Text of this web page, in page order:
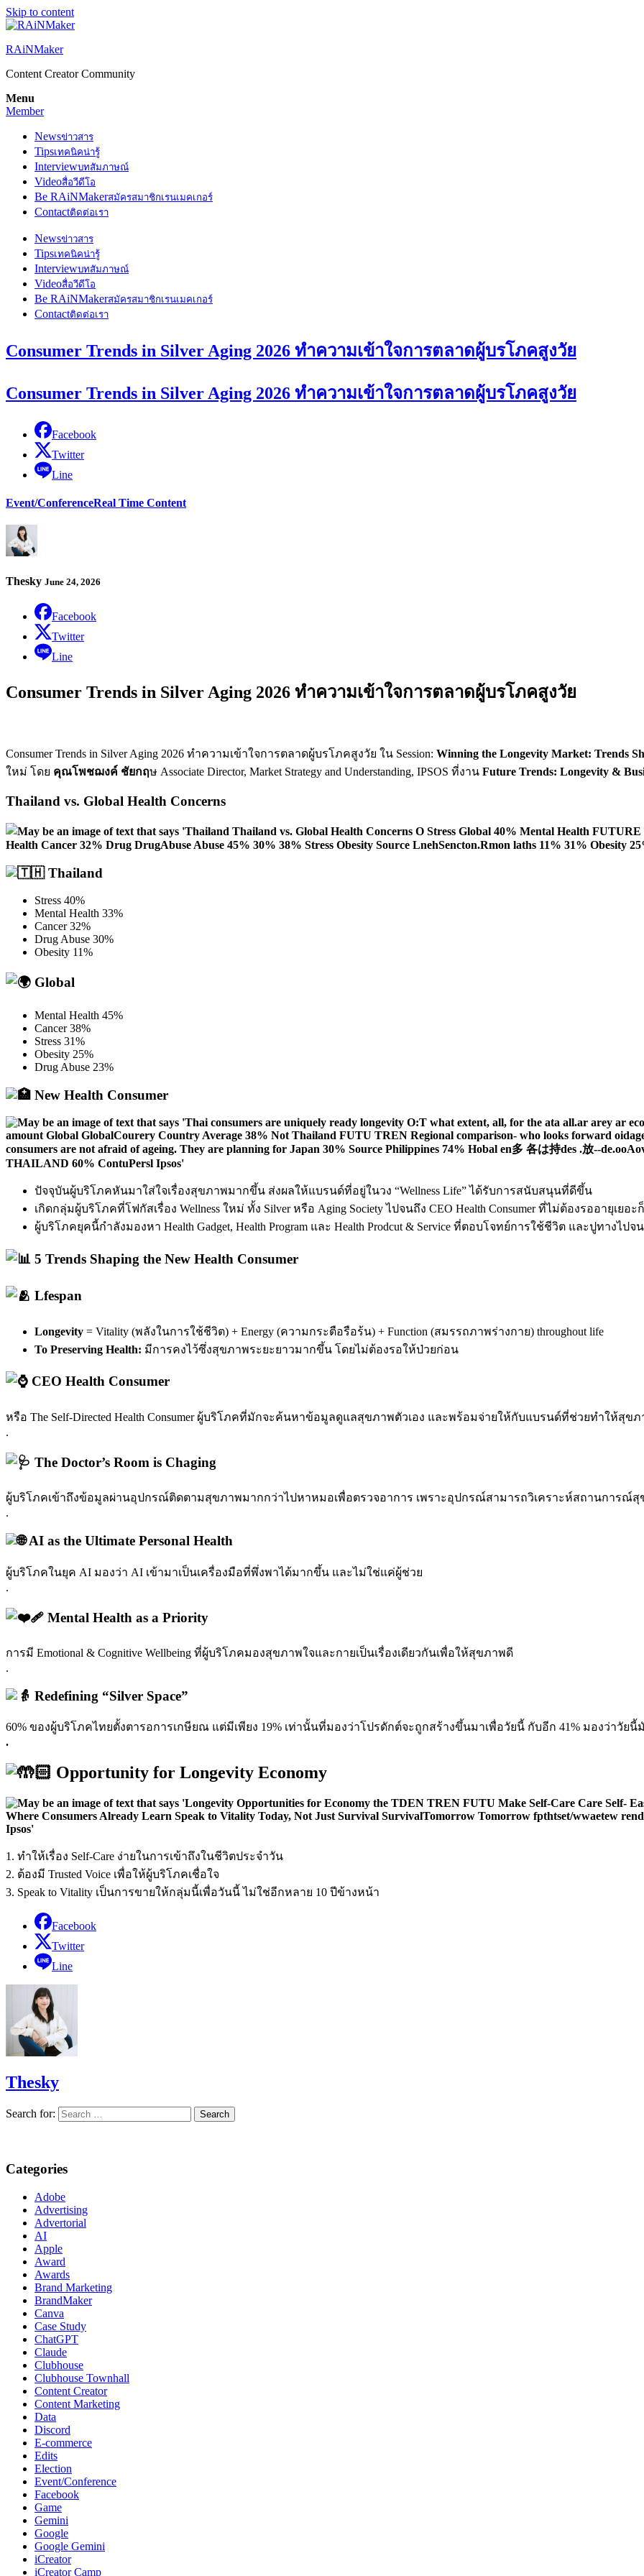
Skip to content
RAiNMaker
Content Creator Community
Menu
Member
Newsข่าวสาร
Tipsเทคนิคน่ารู้
Interviewบทสัมภาษณ์
Videoสื่อวีดีโอ
Be RAiNMakerสมัครสมาชิกเรนเมคเกอร์
Contactติดต่อเรา
Newsข่าวสาร
Tipsเทคนิคน่ารู้
Interviewบทสัมภาษณ์
Videoสื่อวีดีโอ
Be RAiNMakerสมัครสมาชิกเรนเมคเกอร์
Contactติดต่อเรา
Consumer Trends in Silver Aging 2026 ทำความเข้าใจการตลาดผู้บรโภคสูงวัย
Consumer Trends in Silver Aging 2026 ทำความเข้าใจการตลาดผู้บรโภคสูงวัย
Facebook
Twitter
Line
Event/ConferenceReal Time Content
Thesky June 24, 2026
Facebook
Twitter
Line
Consumer Trends in Silver Aging 2026 ทำความเข้าใจการตลาดผู้บรโภคสูงวัย
Consumer Trends in Silver Aging 2026 ทำความเข้าใจการตลาดผู้บรโภคสูงวัย ใน Session: Winning the Longevity Market: Trends
ใหม่ โดย คุณโพชฌงค์ ชัยกฤษ Associate Director, Market Strategy and Understanding, IPSOS ที่งาน Future Trends: Longevity &
Thailand vs. Global Health Concerns
Thailand
Stress 40%
Mental Health 33%
Cancer 32%
Drug Abuse 30%
Obesity 11%
Global
Mental Health 45%
Cancer 38%
Stress 31%
Obesity 25%
Drug Abuse 23%
New Health Consumer
ปัจจุบันผู้บริโภคหันมาใส่ใจเรื่องสุขภาพมากขึ้น ส่งผลให้แบรนด์ที่อยู่ในวง “Wellness Life” ได้รับการสนับสนุนที่ดีขึ้น
เกิดกลุ่มผู้บริโภคที่โฟกัสเรื่อง Wellness ใหม่ ทั้ง Silver หรือ Aging Society ไปจนถึง CEO Health Consumer ที่ไม่ต้องรออายุเยอ
ผู้บริโภคยุคนี้กำลังมองหา Health Gadget, Health Program และ Health Prodcut & Service ที่ตอบโจทย์การใช้ชีวิต และปูทางไ
5 Trends Shaping the New Health Consumer
Lfespan
Longevity = Vitality (พลังในการใช้ชีวิต) + Energy (ความกระตือรือร้น) + Function (สมรรถภาพร่างกาย) throughout life
To Preserving Health: มีการคงไว้ซึ่งสุขภาพระยะยาวมากขึ้น โดยไม่ต้องรอให้ป่วยก่อน
CEO Health Consumer
หรือ The Self-Directed Health Consumer ผู้บริโภคที่มักจะค้นหาข้อมูลดูแลสุขภาพตัวเอง และพร้อมจ่ายให้กับแบรนด์ที่ช่วยทำให้สุข
.
The Doctor’s Room is Chaging
ผู้บริโภคเข้าถึงข้อมูลผ่านอุปกรณ์ติดตามสุขภาพมากกว่าไปหาหมอเพื่อตรวจอาการ เพราะอุปกรณ์สามารถวิเคราะห์สถานการณ์
.
AI as the Ultimate Personal Health
ผู้บริโภคในยุค AI มองว่า AI เข้ามาเป็นเครื่องมือที่พึ่งพาได้มากขึ้น และไม่ใช่แค่ผู้ช่วย
.
Mental Health as a Priority
การมี Emotional & Cognitive Wellbeing ที่ผู้บริโภคมองสุขภาพใจและกายเป็นเรื่องเดียวกันเพื่อให้สุขภาพดี
.
Redefining “Silver Space”
60% ของผู้บริโภคไทยตั้งตารอการเกษียณ แต่มีเพียง 19% เท่านั้นที่มองว่าโปรดักต์จะถูกสร้างขึ้นมาเพื่อวัยนี้ กับอีก 41% มองว่าวัยนี้มั
.
Opportunity for Longevity Economy
1. ทำให้เรื่อง Self-Care ง่ายในการเข้าถึงในชีวิตประจำวัน
2. ต้องมี Trusted Voice เพื่อให้ผู้บริโภคเชื่อใจ
3. Speak to Vitality เป็นการขายให้กลุ่มนี้เพื่อวันนี้ ไม่ใช่อีกหลาย 10 ปีข้างหน้า
Facebook
Twitter
Line
Thesky
Search for:
Categories
Adobe
Advertising
Advertorial
AI
Apple
Award
Awards
Brand Marketing
BrandMaker
Canva
Case Study
ChatGPT
Claude
Clubhouse
Clubhouse Townhall
Content Creator
Content Marketing
Data
Discord
E-commerce
Edits
Election
Event/Conference
Facebook
Game
Gemini
Google
Google Gemini
iCreator
iCreator Camp